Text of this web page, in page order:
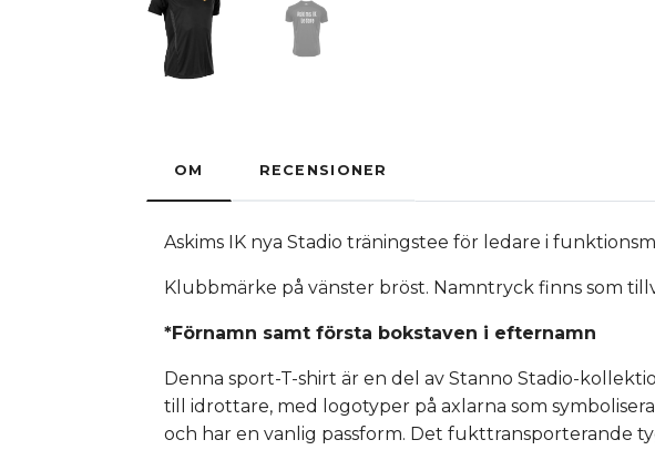
OM RECENSIONER
Askims IK nya Stadio träningstee för ledare i
Klubbmärke på vänster bröst. Namntryck finns som
*Förnamn samt första bokstaven i efternamn
Denna sport-T-shirt är en del av Stanno Stadio-
till idrottare, med logotyper på axlarna som
och har en vanlig passform. Det fukttransporterande